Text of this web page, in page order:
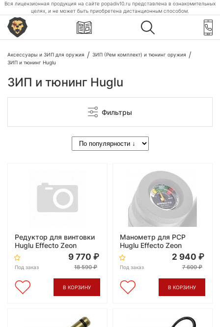
Вся лицензионная продукция на сайте popadiv10.ru представлена в ознакомительных
целях, и не может быть приобретена дистанционным способом.
Аксессуары и ЗИП для оружия
ЗИП (Рем комплект) и тюнинг оружия
ЗИП и тюнинг Huglu
ЗИП и тюнинг Huglu
Фильтры
Редуктор для винтовки
Huglu Effecto Zeon
Под заказ
9 770
18 590
В КОРЗИНУ
Манометр для PCP
Huglu Effecto Zeon
Под заказ
2 940
7 600
В КОРЗИНУ